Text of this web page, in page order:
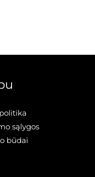
sąlygos
būdai